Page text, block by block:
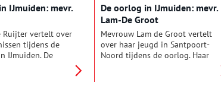
IJmuiden: mevr.
Ruijter vertelt over
tijdens de
IJmuiden. De
De oorlog in IJmuiden: mevr.
Lam-De Groot
Mevrouw Lam de Groot vertelt
over haar jeugd in Santpoort-
Noord tijdens de oorlog. Haar